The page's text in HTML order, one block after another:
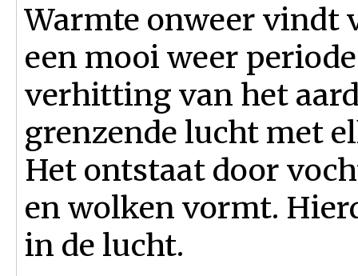
Warmte onweer vindt
een mooi weer
verhitting van het
grenzende lucht met
Het ontstaat door
en wolken vormt.
in de lucht.